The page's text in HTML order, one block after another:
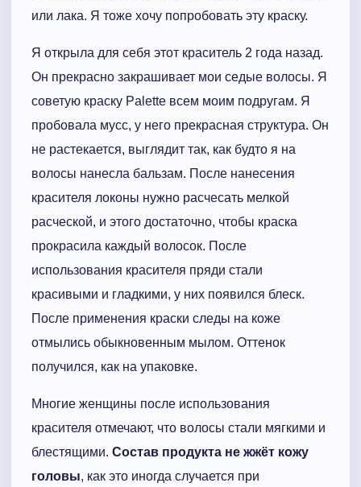
или лака. Я тоже хочу попробовать эту краску.
Я открыла для себя этот краситель 2 года назад.
Он прекрасно закрашивает мои седые волосы. Я
советую краску Palette всем моим подругам. Я
пробовала мусс, у него прекрасная структура. Он
не растекается, выглядит так, как будто я на
волосы нанесла бальзам. После нанесения
красителя локоны нужно расчесать мелкой
расческой, и этого достаточно, чтобы краска
прокрасила каждый волосок. После
использования красителя пряди стали
красивыми и гладкими, у них появился блеск.
После применения краски следы на коже
отмылись обыкновенным мылом. Оттенок
получился, как на упаковке.
Многие женщины после использования
красителя отмечают, что волосы стали мягкими и
блестящими. Состав продукта не жжёт кожу
головы, как это иногда случается при